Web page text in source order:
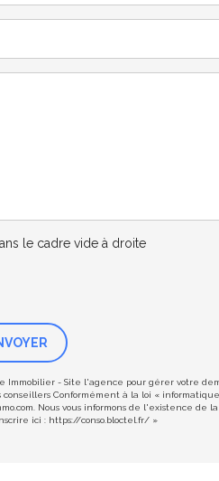
le cadre vide à droite
- Site l'agence pour gérer votre
Conformément à la loi «
Nous vous informons de l'existence de
ici : https://conso.bloctel.fr/ »